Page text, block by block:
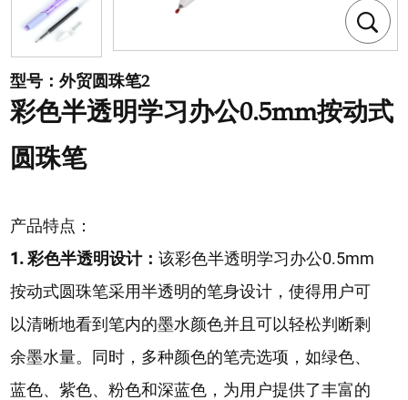
型号：外贸圆珠笔2
彩色半透明学习办公0.5mm按动式
圆珠笔
产品特点：
1. 彩色半透明设计：该彩色半透明学习办公0.5mm
按动式圆珠笔采用半透明的笔身设计，使得用户可
以清晰地看到笔内的墨水颜色并且可以轻松判断剩
余墨水量。同时，多种颜色的笔壳选项，如绿色、
蓝色、紫色、粉色和深蓝色，为用户提供了丰富的